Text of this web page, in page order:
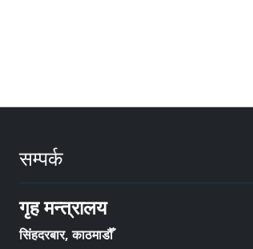
सम्पर्क
गृह मन्त्रालय
सिंहदरबार, काठमाडौँ